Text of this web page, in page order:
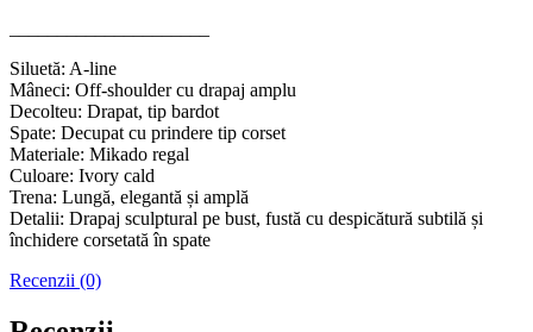
Siluetă: A-line
Mâneci: Off-shoulder cu drapaj amplu
Decolteu: Drapat, tip bardot
Spate: Decupat cu prindere tip corset
Materiale: Mikado regal
Culoare: Ivory cald
Trena: Lungă, elegantă și amplă
Detalii: Drapaj sculptural pe bust, fustă cu despicătură subtilă și
închidere corsetată în spate
Recenzii (0)